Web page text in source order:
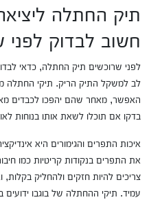
תיק החתלה
חשוב לבדוק לפני
לפני שרוכשים תיק החתלה, כדאי
לב למשקל התיק הריק. תיקי החתלה
האפשר, מאחר שהם יהפכו לכבדים
בדקו אם תוכלו לשאת אותו בנוחות
איכות התפרים והגימורים היא
את התפרים בנקודות קריטיות כמו
צריכים להיות חזקים ולהחליק בקלות,
עמיד. תיקי ההחתלה של בוגבו